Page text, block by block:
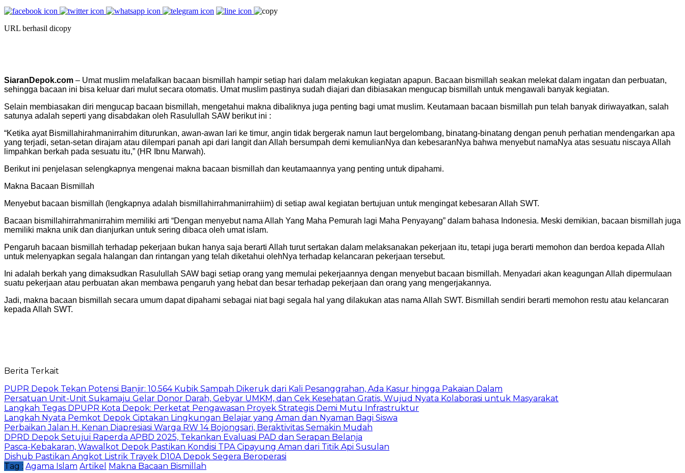
URL berhasil dicopy
SiaranDepok.com – Umat muslim melafalkan bacaan bismillah hampir setiap hari dalam melakukan kegiatan apapun. Bacaan bismillah seakan melekat dalam ingatan dan perbuatan,
sehingga bacaan ini bisa keluar dari mulut secara otomatis. Umat muslim pastinya sudah diajari dan dibiasakan mengucap bismillah untuk mengawali banyak kegiatan.
Selain membiasakan diri mengucap bacaan bismillah, mengetahui makna dibaliknya juga penting bagi umat muslim. Keutamaan bacaan bismillah pun telah banyak diriwayatkan, salah
satunya adalah seperti yang disabdakan oleh Rasulullah SAW berikut ini :
“Ketika ayat Bismillahirahmanirrahim diturunkan, awan-awan lari ke timur, angin tidak bergerak namun laut bergelombang, binatang-binatang dengan penuh perhatian mendengarkan apa
yang terjadi, setan-setan dirajam atau dilempari panah api dari langit dan Allah bersumpah demi kemulianNya dan kebesaranNya bahwa menyebut namaNya atas sesuatu niscaya Allah
limpahkan berkah pada sesuatu itu,” (HR Ibnu Marwah).
Berikut ini penjelasan selengkapnya mengenai makna bacaan bismillah dan keutamaannya yang penting untuk dipahami.
Makna Bacaan Bismillah
Menyebut bacaan bismillah (lengkapnya adalah bismillahirrahmanirrahiim) di setiap awal kegiatan bertujuan untuk mengingat kebesaran Allah SWT.
Bacaan bismillahirrahmanirrahim memiliki arti “Dengan menyebut nama Allah Yang Maha Pemurah lagi Maha Penyayang” dalam bahasa Indonesia. Meski demikian, bacaan bismillah juga
memiliki makna unik dan dianjurkan untuk sering dibaca oleh umat islam.
Pengaruh bacaan bismillah terhadap pekerjaan bukan hanya saja berarti Allah turut sertakan dalam melaksanakan pekerjaan itu, tetapi juga berarti memohon dan berdoa kepada Allah
untuk melenyapkan segala halangan dan rintangan yang telah diketahui olehNya terhadap kelancaran pekerjaan tersebut.
Ini adalah berkah yang dimaksudkan Rasulullah SAW bagi setiap orang yang memulai pekerjaannya dengan menyebut bacaan bismillah. Menyadari akan keagungan Allah dipermulaan
suatu pekerjaan atau perbuatan akan membawa pengaruh yang hebat dan besar terhadap pekerjaan dan orang yang mengerjakannya.
Jadi, makna bacaan bismillah secara umum dapat dipahami sebagai niat bagi segala hal yang dilakukan atas nama Allah SWT. Bismillah sendiri berarti memohon restu atau kelancaran
kepada Allah SWT.
Berita Terkait
PUPR Depok Tekan Potensi Banjir: 10.564 Kubik Sampah Dikeruk dari Kali Pesanggrahan, Ada Kasur hingga Pakaian Dalam
Persatuan Unit-Unit Sukamaju Gelar Donor Darah, Gebyar UMKM, dan Cek Kesehatan Gratis, Wujud Nyata Kolaborasi untuk Masyarakat
Langkah Tegas DPUPR Kota Depok: Perketat Pengawasan Proyek Strategis Demi Mutu Infrastruktur
Langkah Nyata Pemkot Depok Ciptakan Lingkungan Belajar yang Aman dan Nyaman Bagi Siswa
Perbaikan Jalan H. Kenan Diapresiasi Warga RW 14 Bojongsari, Beraktivitas Semakin Mudah
DPRD Depok Setujui Raperda APBD 2025, Tekankan Evaluasi PAD dan Serapan Belanja
Pasca-Kebakaran, Wawalkot Depok Pastikan Kondisi TPA Cipayung Aman dari Titik Api Susulan
Dishub Pastikan Angkot Listrik Trayek D10A Depok Segera Beroperasi
Tag : Agama Islam Artikel Makna Bacaan Bismillah